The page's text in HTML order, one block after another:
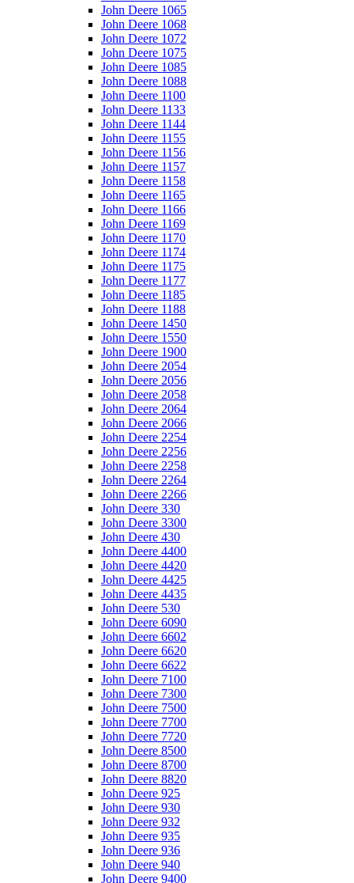
John Deere 1065
John Deere 1068
John Deere 1072
John Deere 1075
John Deere 1085
John Deere 1088
John Deere 1100
John Deere 1133
John Deere 1144
John Deere 1155
John Deere 1156
John Deere 1157
John Deere 1158
John Deere 1165
John Deere 1166
John Deere 1169
John Deere 1170
John Deere 1174
John Deere 1175
John Deere 1177
John Deere 1185
John Deere 1188
John Deere 1450
John Deere 1550
John Deere 1900
John Deere 2054
John Deere 2056
John Deere 2058
John Deere 2064
John Deere 2066
John Deere 2254
John Deere 2256
John Deere 2258
John Deere 2264
John Deere 2266
John Deere 330
John Deere 3300
John Deere 430
John Deere 4400
John Deere 4420
John Deere 4425
John Deere 4435
John Deere 530
John Deere 6090
John Deere 6602
John Deere 6620
John Deere 6622
John Deere 7100
John Deere 7300
John Deere 7500
John Deere 7700
John Deere 7720
John Deere 8500
John Deere 8700
John Deere 8820
John Deere 925
John Deere 930
John Deere 932
John Deere 935
John Deere 936
John Deere 940
John Deere 9400